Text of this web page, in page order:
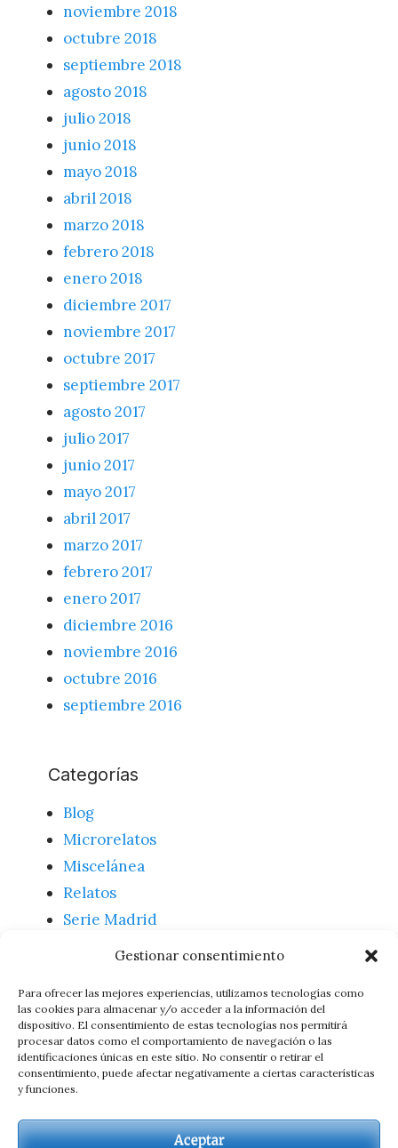
Gestionar consentimiento
Para ofrecer las mejores experiencias, utilizamos tecnologías como
las cookies para almacenar y/o acceder a la información del
dispositivo. El consentimiento de estas tecnologías nos permitirá
procesar datos como el comportamiento de navegación o las
identificaciones únicas en este sitio. No consentir o retirar el
consentimiento, puede afectar negativamente a ciertas características
y funciones.
Aceptar
noviembre 2018
octubre 2018
septiembre 2018
agosto 2018
julio 2018
junio 2018
mayo 2018
abril 2018
marzo 2018
febrero 2018
enero 2018
diciembre 2017
noviembre 2017
octubre 2017
septiembre 2017
agosto 2017
julio 2017
junio 2017
mayo 2017
abril 2017
marzo 2017
febrero 2017
enero 2017
diciembre 2016
noviembre 2016
octubre 2016
septiembre 2016
Categorías
Blog
Microrelatos
Miscelánea
Relatos
Serie Madrid
Meta
Acceder
Feed de comentarios